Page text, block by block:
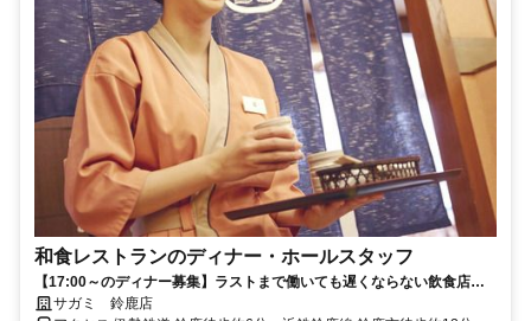
和食レストランのディナー・ホールスタッフ
【17:00～のディナー募集】ラストまで働いても遅くならない飲食店バ
イト☆
サガミ 鈴鹿店